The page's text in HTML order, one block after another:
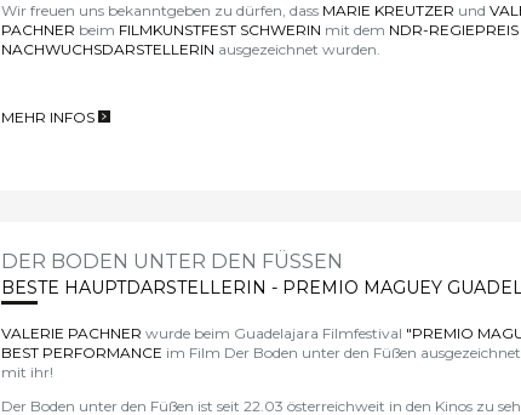
Wir freuen uns bekanntgeben zu dürfen, dass MARIE KREUTZER und
PACHNER beim FILMKUNSTFEST SCHWERIN mit dem NDR-REGIEPREIS
NACHWUCHSDARSTELLERIN ausgezeichnet wurden.
MEHR INFOS
DER BODEN UNTER DEN FÜSSEN
BESTE HAUPTDARSTELLERIN - PREMIO MAGUEY
VALERIE PACHNER wurde beim Guadelajara Filmfestival "PREMIO
BEST PERFORMANCE im Film Der Boden unter den Füßen
mit ihr!
Der Boden unter den Füßen ist seit 22.03 österreichweit in den Kinos zu